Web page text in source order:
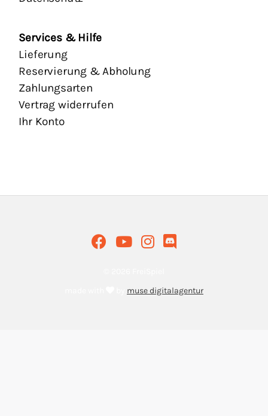
Services & Hilfe
Lieferung
Reservierung & Abholung
Zahlungsarten
Vertrag widerrufen
Ihr Konto
muse digitalagentur